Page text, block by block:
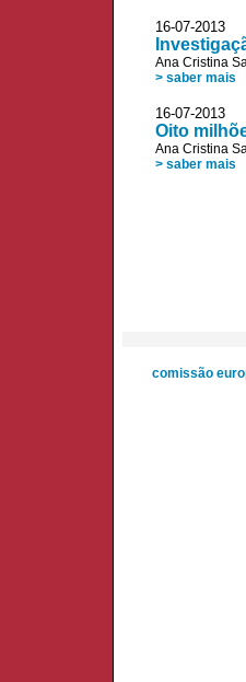
16-07-
Ana Cristina
> saber mais
16-07-2013
Oito
Ana Cristina
> saber mais
comissão